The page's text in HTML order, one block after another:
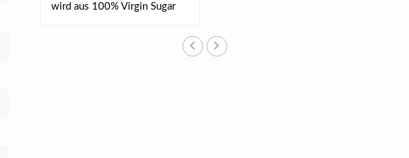
wird aus 100% Virgin Sugar